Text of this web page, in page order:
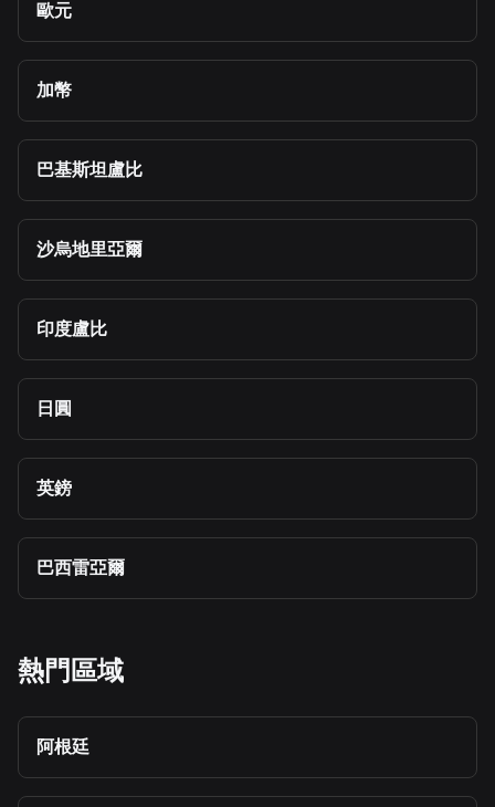
歐元
加幣
巴基斯坦盧比
沙烏地里亞爾
印度盧比
日圓
英鎊
巴西雷亞爾
熱門區域
阿根廷